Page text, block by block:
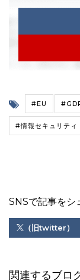
#EU
#情報セキュリティ
SNSで記事をシ
（旧twitter）
関連するブロ